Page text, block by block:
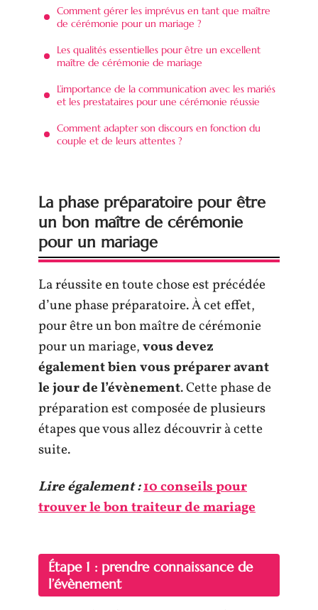
Comment gérer les imprévus en tant que maître
de cérémonie pour un mariage ?
Les qualités essentielles pour être un excellent
maître de cérémonie de mariage
L’importance de la communication avec les mariés
et les prestataires pour une cérémonie réussie
Comment adapter son discours en fonction du
couple et de leurs attentes ?
La phase préparatoire pour être
un bon maître de cérémonie
pour un mariage
La réussite en toute chose est précédée
d’une phase préparatoire. À cet effet,
pour être un bon maître de cérémonie
pour un mariage,vous devez
également bien vous préparer avant
le jour de l’évènement. Cette phase de
préparation est composée de plusieurs
étapes que vous allez découvrir à cette
suite.
Lire également :10 conseils pour
trouver le bon traiteur de mariage
Étape 1 : prendre connaissance de
l’évènement